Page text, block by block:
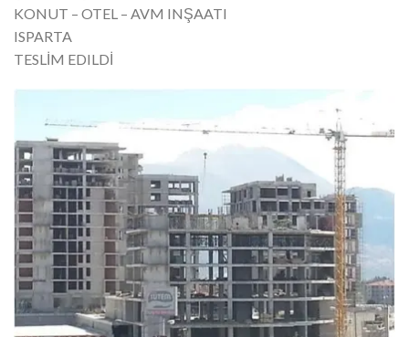
KONUT – OTEL – AVM INŞAATI
ISPARTA
TESLİM EDILDİ